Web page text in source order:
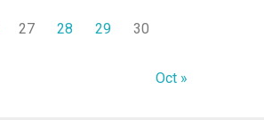
27 28 29 30
Oct »